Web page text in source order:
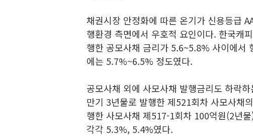
채권시장 안정화에 따른 온기가 신용등급
행환경 측면에서 우호적 요인이다. 한국캐
행한 공모사채 금리가 5.6~5.8% 사이에서
에는 5.7%~6.5% 정도였다.
공모사채 외에 사모사채 발행금리도 하락
만기 3년물로 발행한 제521회차 사모사채
행한 사모사채 제517-1회차 100억원(2년
각각 5.3%, 5.4%였다.